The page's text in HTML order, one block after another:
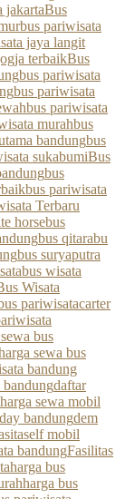
jakartaBus
bus pariwisata
jaya langit
terbaikBus
bus pariwisata
bus pariwisata
bus pariwisata
murahbus
bandungbus
sukabumiBus
bus
bus pariwisata
Terbaru
horsebus
bus qitarabu
bus suryaputra
bus wisata
Wisata
pariwisatacarter
bus
sewa bus
bandung
bandungdaftar
sewa mobil
bandungdem
elf mobil
bandungFasilitas
harga bus
harga bus